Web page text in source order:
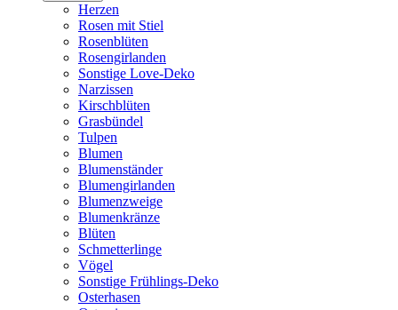
Herzen
Rosen mit Stiel
Rosenblüten
Rosengirlanden
Sonstige Love-Deko
Narzissen
Kirschblüten
Grasbündel
Tulpen
Blumen
Blumenständer
Blumengirlanden
Blumenzweige
Blumenkränze
Blüten
Schmetterlinge
Vögel
Sonstige Frühlings-Deko
Osterhasen